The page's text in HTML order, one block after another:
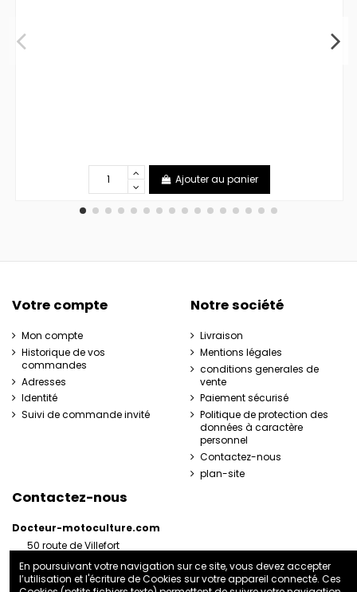
Ajouter au panier
Votre compte
Mon compte
Historique de vos
commandes
Adresses
Identité
Suivi de commande invité
Notre société
Livraison
Mentions légales
conditions generales de
vente
Paiement sécurisé
Politique de protection des
données à caractère
personnel
Contactez-nous
plan-site
Contactez-nous
Docteur-motoculture.com
50 route de Villefort
France
En poursuivant votre navigation sur ce site, vous devez accepter
l’utilisation et l'écriture de Cookies sur votre appareil connecté. Ces